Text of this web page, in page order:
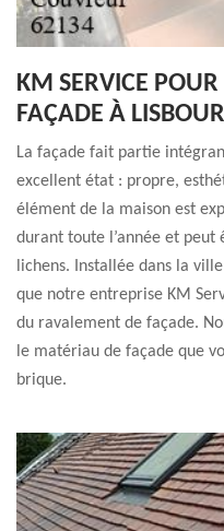
KM SERVICE POUR
FAÇADE À
La façade fait partie
excellent état : propre,
élément de la maison est
durant toute l’année et peut
lichens. Installée dans la
que notre entreprise KM
du ravalement de façade.
le matériau de façade que
brique.